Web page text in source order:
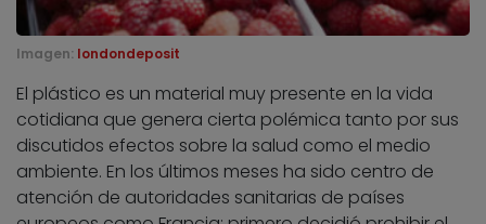
Imagen: londondeposit
El plástico es un material muy presente en la vida
cotidiana que genera cierta polémica tanto por sus
discutidos efectos sobre la salud como el medio
ambiente. En los últimos meses ha sido centro de
atención de autoridades sanitarias de países